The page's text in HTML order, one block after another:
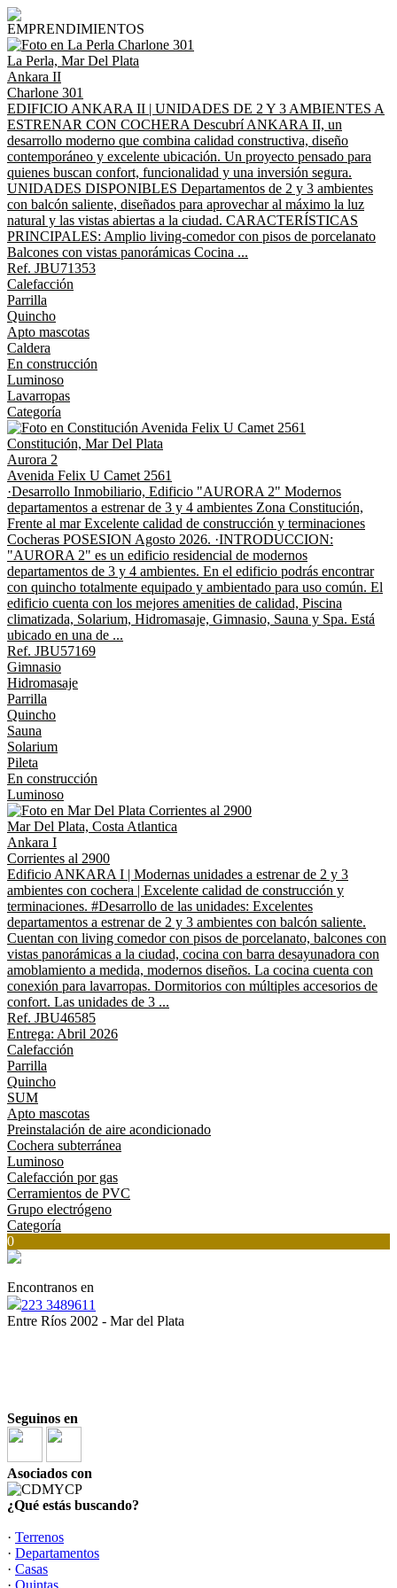
EMPRENDIMIENTOS
La Perla, Mar Del Plata
Ankara II
Charlone 301
EDIFICIO ANKARA II | UNIDADES DE 2 Y 3 AMBIENTES A
ESTRENAR CON COCHERA Descubrí ANKARA II, un
desarrollo moderno que combina calidad constructiva, diseño
contemporáneo y excelente ubicación. Un proyecto pensado para
quienes buscan confort, funcionalidad y una inversión segura.
UNIDADES DISPONIBLES Departamentos de 2 y 3 ambientes
con balcón saliente, diseñados para aprovechar al máximo la luz
natural y las vistas abiertas a la ciudad. CARACTERÍSTICAS
PRINCIPALES: Amplio living-comedor con pisos de porcelanato
Balcones con vistas panorámicas Cocina ...
Ref. JBU71353
Calefacción
Parrilla
Quincho
Apto mascotas
Caldera
En construcción
Luminoso
Lavarropas
Categoría
Constitución, Mar Del Plata
Aurora 2
Avenida Felix U Camet 2561
·Desarrollo Inmobiliario, Edificio "AURORA 2" Modernos
departamentos a estrenar de 3 y 4 ambientes Zona Constitución,
Frente al mar Excelente calidad de construcción y terminaciones
Cocheras POSESION Agosto 2026. ·INTRODUCCION:
"AURORA 2" es un edificio residencial de modernos
departamentos de 3 y 4 ambientes. En el edificio podrás encontrar
con quincho totalmente equipado y ambientado para uso común. El
edificio cuenta con los mejores amenities de calidad, Piscina
climatizada, Solarium, Hidromasaje, Gimnasio, Sauna y Spa. Está
ubicado en una de ...
Ref. JBU57169
Gimnasio
Hidromasaje
Parrilla
Quincho
Sauna
Solarium
Pileta
En construcción
Luminoso
Mar Del Plata, Costa Atlantica
Ankara I
Corrientes al 2900
Edificio ANKARA I | Modernas unidades a estrenar de 2 y 3
ambientes con cochera | Excelente calidad de construcción y
terminaciones. #Desarrollo de las unidades: Excelentes
departamentos a estrenar de 2 y 3 ambientes con balcón saliente.
Cuentan con living comedor con pisos de porcelanato, balcones con
vistas panorámicas a la ciudad, cocina con barra desayunadora con
amoblamiento a medida, modernos diseños. La cocina cuenta con
conexión para lavarropas. Dormitorios con múltiples accesorios de
confort. Las unidades de 3 ...
Ref. JBU46585
Entrega: Abril 2026
Calefacción
Parrilla
Quincho
SUM
Apto mascotas
Preinstalación de aire acondicionado
Cochera subterránea
Luminoso
Calefacción por gas
Cerramientos de PVC
Grupo electrógeno
Categoría
0
Encontranos en
223 3489611
Entre Ríos 2002 - Mar del Plata
Seguinos en
Asociados con
¿Qué estás buscando?
· Terrenos
· Departamentos
· Casas
· Quintas